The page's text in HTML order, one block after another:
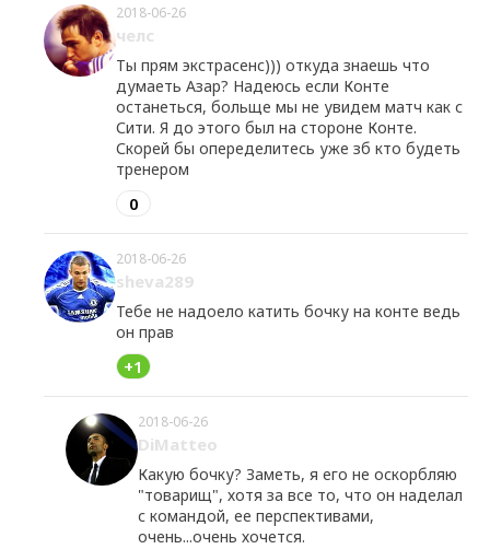
2018-06-26
челс
Ты прям экстрасенс))) откуда знаешь что
думаеть Азар? Надеюсь если Конте
останеться, больще мы не увидем матч как с
Сити. Я до этого был на стороне Конте.
Скорей бы опеределитесь уже зб кто будеть
тренером
0
2018-06-26
sheva289
Тебе не надоело катить бочку на конте ведь
он прав
+1
2018-06-26
DiMatteo
Какую бочку? Заметь, я его не оскорбляю
"товарищ", хотя за все то, что он наделал
с командой, ее перспективами,
очень...очень хочется.